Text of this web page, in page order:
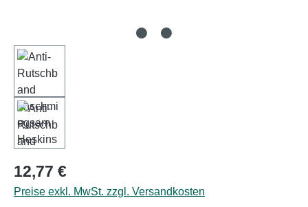
Regulärer Preis:
12,77 €
Preise exkl. MwSt. zzgl. Versandkosten